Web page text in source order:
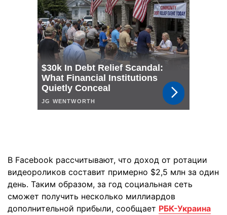
В Facebook рассчитывают, что доход от ротации
видеороликов составит примерно $2,5 млн за один
день. Таким образом, за год социальная сеть
сможет получить несколько миллиардов
дополнительной прибыли, сообщает РБК-Украина